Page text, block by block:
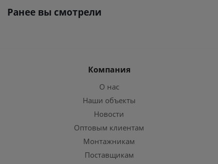
Ранее вы смотрели
Компания
О нас
Наши объекты
Новости
Оптовым клиентам
Монтажникам
Поставщикам